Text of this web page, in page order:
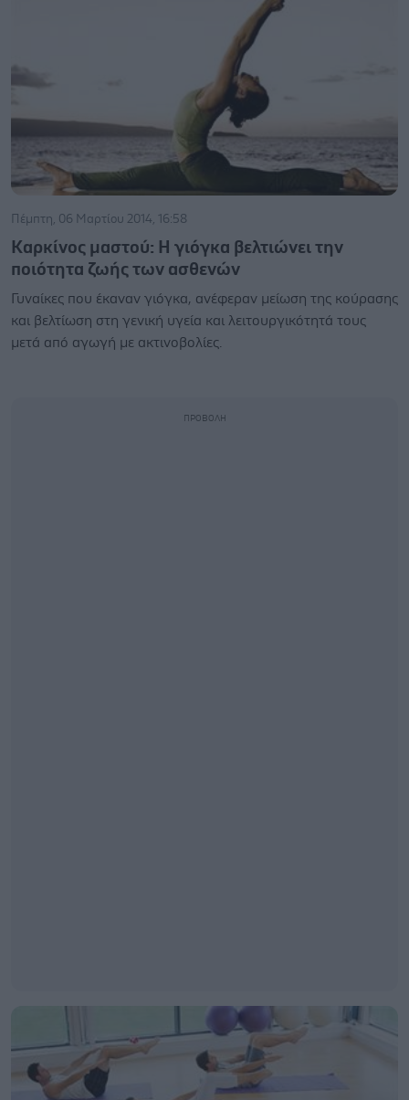
Πέμπτη, 06 Μαρτίου 2014, 16:58
Καρκίνος μαστού: Η γιόγκα βελτιώνει την
ποιότητα ζωής των ασθενών
Γυναίκες που έκαναν γιόγκα, ανέφεραν μείωση της κούρασης
και βελτίωση στη γενική υγεία και λειτουργικότητά τους
μετά από αγωγή με ακτινοβολίες.